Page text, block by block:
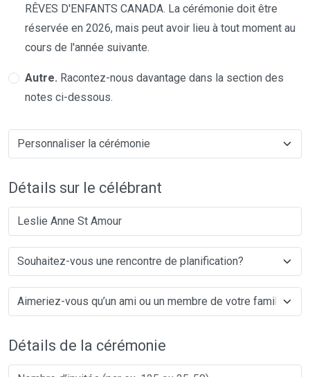
RÊVES D'ENFANTS CANADA. La cérémonie doit être
réservée en 2026, mais peut avoir lieu à tout moment au
cours de l'année suivante.
Autre. Racontez-nous davantage dans la section des
notes ci-dessous.
Détails sur le célébrant
Leslie Anne St Amour
Détails de la cérémonie